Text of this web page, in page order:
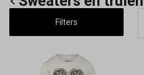
Monday
meisjes
sweaters
Filters